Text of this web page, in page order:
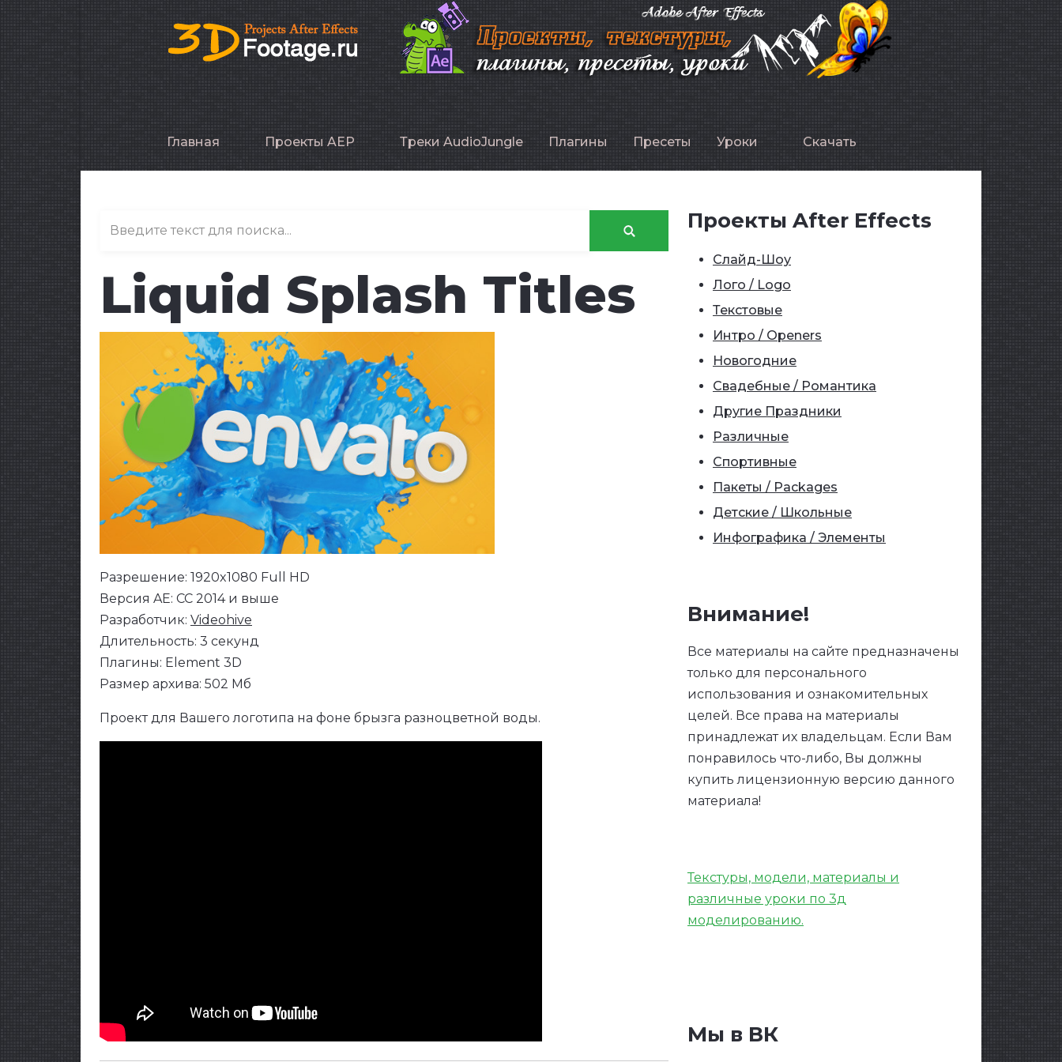
Главная Проекты AEP Треки AudioJungle Плагины Пресеты Уроки Скачать
Liquid Splash Titles
Разрешение: 1920x1080 Full HD
Версия AE: CC 2014 и выше
Разработчик: Videohive
Длительность: 3 секунд
Плагины: Element 3D
Размер архива: 502 Мб
Проект для Вашего логотипа на фоне брызга разноцветной воды.
Проекты After Effects
Слайд-Шоу
Лого / Logo
Текстовые
Интро / Openers
Новогодние
Свадебные / Романтика
Другие Праздники
Различные
Спортивные
Пакеты / Packages
Детские / Школьные
Инфографика / Элементы
Внимание!
Все материалы на сайте предназначены
только для персонального
использования и ознакомительных
целей. Все права на материалы
принадлежат их владельцам. Если Вам
понравилось что-либо, Вы должны
купить лицензионную версию данного
материала!
Текстуры, модели, материалы и
различные уроки по 3д
моделированию.
Мы в ВК